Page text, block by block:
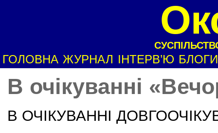
ГОЛОВНА ЖУРНАЛ ІНТЕРВ’Ю БЛОГИ
В очікуванні
В ОЧІКУВАННІ